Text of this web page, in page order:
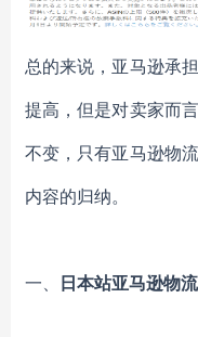
总的来说，亚马逊承
提高，但是对卖家而
不变，只有亚马逊物
内容的归纳。
一、 日本站亚马逊物